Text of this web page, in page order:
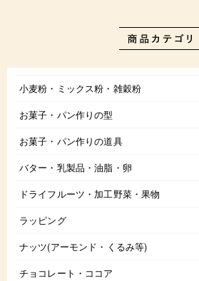
小麦粉・ミックス粉・雑穀粉
お菓子・パン作りの型
お菓子・パン作りの道具
バター・乳製品・油脂・卵
ドライフルーツ・加工野菜・果物
ラッピング
ナッツ(アーモンド・くるみ等)
チョコレート・ココア